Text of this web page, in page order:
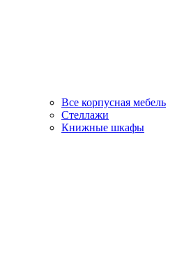
Все корпусная мебель
Стеллажи
Книжные шкафы